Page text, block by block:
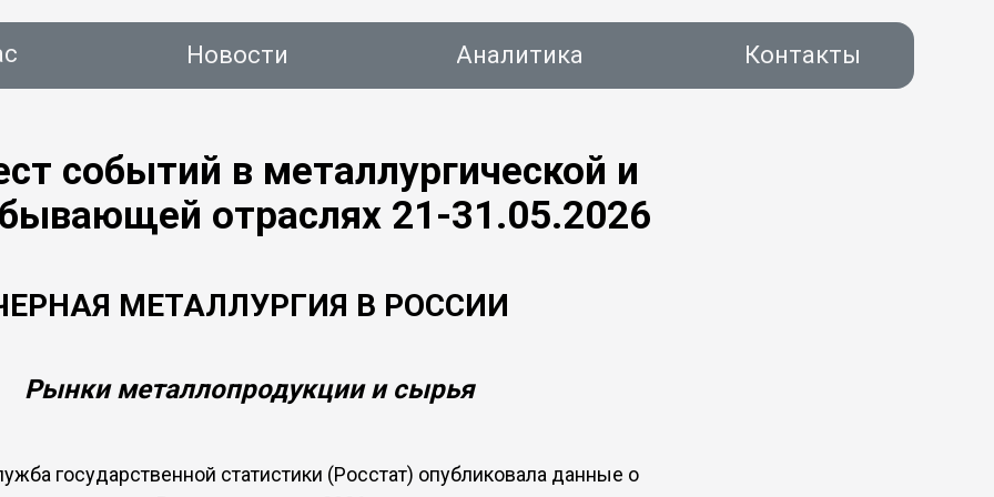
Новости Аналитика Консалтинг Контакты
Контакты
Аналитика
Новости
событий в металлургической и
отраслях 21-31.05.2026
МЕТАЛЛУРГИЯ В РОССИИ
Рынки металлопродукции и сырья
государственной статистики (Росстат) опубликовала данные о